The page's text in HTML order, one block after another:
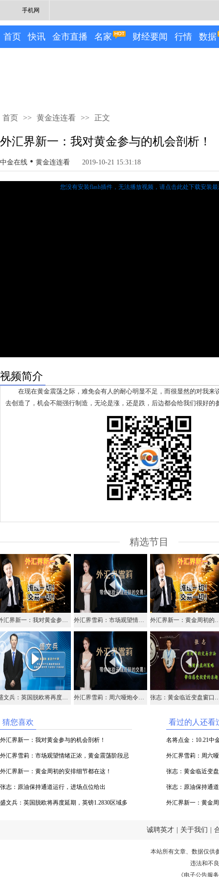
手机网
首页 快讯 金市直播 名家 财经要闻 行情 数据
首页 >> 黄金连连看 >> 正文
外汇界新一：我对黄金参与的机会剖析！
中金在线 • 黄金连连看 2019-10-21 15:31:18
您没有安装flash插件，无法播放视频， 请点击此处下载安装
视频简介
在现在黄金震荡之际，难免会有人的耐心明显不足，而很显然的对我来
去创造了，机会不能强行制造，无论是涨，还是跌，后边都会给我们很好的
精选节目
外汇界新一：我对黄金参与的机会剖析！ 外汇界雪莉：市场观望情绪正浓，黄金震荡阶段忌盲目追单！ 外汇界新一：黄金周初
盛文兵：英国脱欧将再度延期，英镑1.2830区域多 外汇界雪莉：周六哑炮令市场失望，黄金本周会如何运行？ 张志：黄金临近变盘
猜您喜欢
外汇界新一：我对黄金参与的机会剖析！
外汇界雪莉：市场观望情绪正浓，黄金震荡阶段忌
盲目追单！
外汇界新一：黄金周初的安排细节都在这！
张志：原油保持通道运行，进场点位给出
盛文兵：英国脱欧将再度延期，英镑1.2830区域多
看过的人还看
名将点金：10.21中
油
外汇界雪莉：周六
何运行？
张志：黄金临近变
张志：原油保持通
外汇界新一：黄金
诚聘英才 关于我们
本站所有文章、数据仅供
违法和不
《电子公告服务